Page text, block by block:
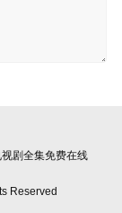
剧全集免费在线
Reserved